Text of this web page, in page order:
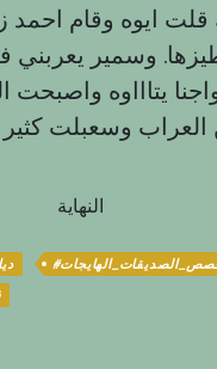
ايوه وقام
وسمير يعربني
يتاااوه واصبحت
العراب وسعبلت
النهاية